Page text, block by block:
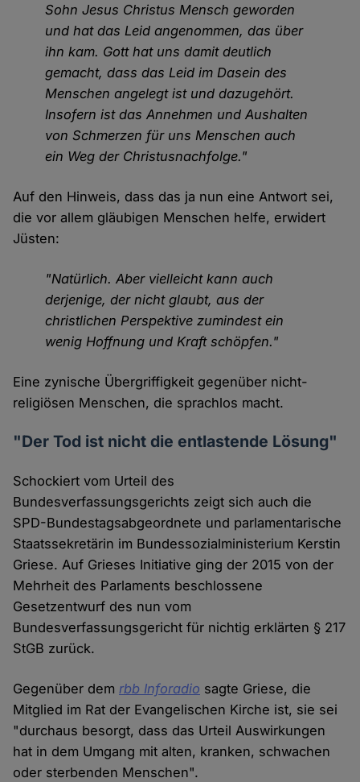
Sohn Jesus Christus Mensch geworden
und hat das Leid angenommen, das über
ihn kam. Gott hat uns damit deutlich
gemacht, dass das Leid im Dasein des
Menschen angelegt ist und dazugehört.
Insofern ist das Annehmen und Aushalten
von Schmerzen für uns Menschen auch
ein Weg der Christusnachfolge."
Auf den Hinweis, dass das ja nun eine Antwort sei,
die vor allem gläubigen Menschen helfe, erwidert
Jüsten:
"Natürlich. Aber vielleicht kann auch
derjenige, der nicht glaubt, aus der
christlichen Perspektive zumindest ein
wenig Hoffnung und Kraft schöpfen."
Eine zynische Übergriffigkeit gegenüber nicht-
religiösen Menschen, die sprachlos macht.
"Der Tod ist nicht die entlastende Lösung"
Schockiert vom Urteil des
Bundesverfassungsgerichts zeigt sich auch die
SPD-Bundestagsabgeordnete und parlamentarische
Staatssekretärin im Bundessozialministerium Kerstin
Griese. Auf Grieses Initiative ging der 2015 von der
Mehrheit des Parlaments beschlossene
Gesetzentwurf des nun vom
Bundesverfassungsgericht für nichtig erklärten § 217
StGB zurück.
Gegenüber demrbb Inforadio sagte Griese, die
Mitglied im Rat der Evangelischen Kirche ist, sie sei
"durchaus besorgt, dass das Urteil Auswirkungen
hat in dem Umgang mit alten, kranken, schwachen
oder sterbenden Menschen".